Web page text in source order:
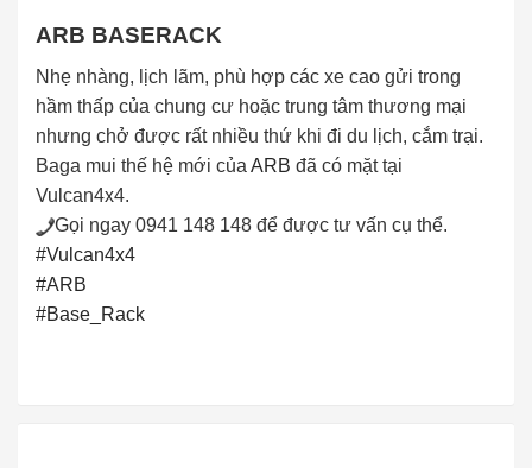
ARB BASERACK
Nhẹ nhàng, lịch lãm, phù hợp các xe cao gửi trong
hầm thấp của chung cư hoặc trung tâm thương mại
nhưng chở được rất nhiều thứ khi đi du lịch, cắm trại.
Baga mui thế hệ mới của ARB đã có mặt tại
Vulcan4x4.
Gọi ngay 0941 148 148 để được tư vấn cụ thể.
#Vulcan4x4
#ARB
#Base_Rack